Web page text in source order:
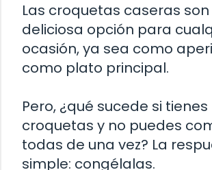
Las croquetas caseras son
deliciosa opción para
ocasión, ya sea como
como plato principal.
Pero, ¿qué sucede si
croquetas y no puedes
todas de una vez? La
simple: congélalas.